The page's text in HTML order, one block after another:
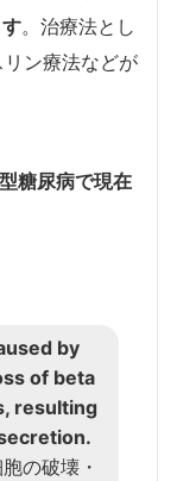
。治療法とし
リン療法などが
型糖尿病で現在
by
of beta
resulting
の破壊・